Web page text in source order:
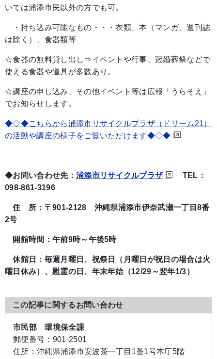
いては浦添市民以外の方でも可。
・持ち込み可能なもの・・・衣類、本（マンガ、週刊誌
は除く）、食器類等
☆食器の無料貸し出し⇒イベントや行事、冠婚葬祭などで
使える食器や道具が多数あり。
☆講座の申し込み、その他イベント等は広報「うらそえ」
でお知らせします。
◆◇◆こちらから浦添市リサイクルプラザ（ドリーム21）
の活動や講座の様子をご覧いただけます◆◇◆
◆お問い合わせ先： 浦添市リサイクルプラザ
TEL：
098-861-3196
住 所：〒901-2128 沖縄県浦添市伊奈武瀬一丁目8番
2号
開館時間：午前9時～午後5時
休館日：毎週月曜日、祝祭日（月曜日が祝日の場合は火
曜日休み）、慰霊の日、年末年始（12/29～翌年1/3）
この記事に関するお問い合わせ
市民部 環境保全課
郵便番号： 901-2501
住所： 沖縄県浦添市安波茶一丁目1番1号本庁5階